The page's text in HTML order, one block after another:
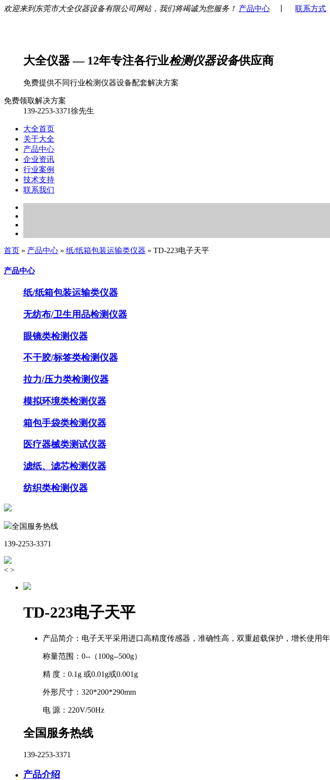
欢迎来到东莞市大全仪器设备有限公司网站，我们将竭诚为您服务！ 产品中心 联系方式
大全仪器 — 12年专注各行业检测仪器设备供应商
免费提供不同行业检测仪器设备配套解决方案
免费领取解决方案
139-2253-3371徐先生
大全首页
关于大全
产品中心
企业资讯
行业案例
技术支持
联系我们
首页 » 产品中心 » 纸/纸箱包装运输类仪器 » TD-223电子天平
产品中心
纸/纸箱包装运输类仪器
无纺布/卫生用品检测仪器
眼镜类检测仪器
不干胶/标签类检测仪器
拉力/压力类检测仪器
模拟环境类检测仪器
箱包手袋类检测仪器
医疗器械类测试仪器
滤纸、滤芯检测仪器
纺织类检测仪器
全国服务热线
139-2253-3371
< >
TD-223电子天平
产品简介： 电子天平采用进口高精度传感器，准确性高，双重超载保护，增长使用
称量范围： 0--（100g--500g）
精 度： 0.1g 或0.01g或0.001g
外形尺寸： 320*200*290mm
电 源： 220V/50Hz
全国服务热线
139-2253-3371
产品介绍